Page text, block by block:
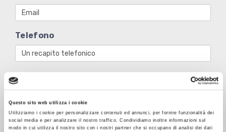
Questo sito web utilizza i cookie
Utilizziamo i cookie per personalizzare contenuti ed annunci, per fornire funzionalità dei
social media e per analizzare il nostro traffico. Condividiamo inoltre informazioni sul
modo in cui utilizza il nostro sito con i nostri partner che si occupano di analisi dei dati
Telefono
Messaggio